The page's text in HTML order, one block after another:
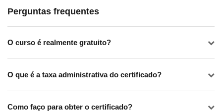
Perguntas frequentes
O curso é realmente gratuito?
O que é a taxa administrativa do certificado?
Como faço para obter o certificado?